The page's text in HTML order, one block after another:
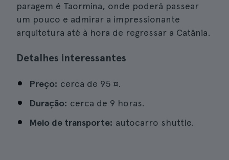
paragem é Taormina, onde poderá passear
um pouco e admirar a impressionante
arquitetura até à hora de regressar a Catânia.
Detalhes interessantes
Preço: cerca de 95 ¤.
Duração: cerca de 9 horas.
Meio de transporte: autocarro shuttle.